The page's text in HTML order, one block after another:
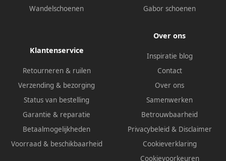
Wandelschoenen
Gabor schoenen
Klantenservice
Retourneren & ruilen
Verzending & bezorging
Status van bestelling
Garantie & reparatie
Betaalmogelijkheden
Voorraad & beschikbaarheid
Over ons
Inspiratie blog
Contact
Over ons
Samenwerken
Betrouwbaarheid
Privacybeleid & Disclaimer
Cookieverklaring
Cookievoorkeuren